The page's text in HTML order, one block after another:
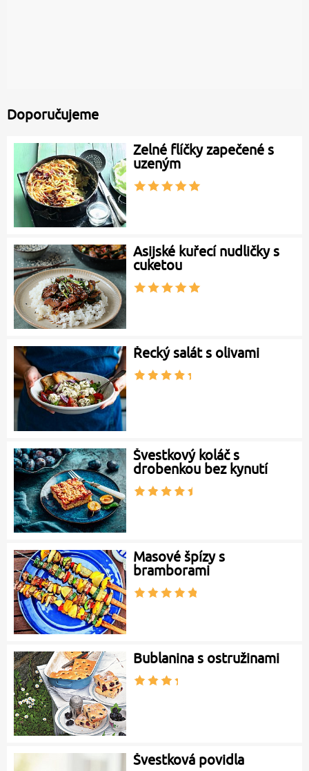
Doporučujeme
Zelné flíčky zapečené s
uzeným
Asijské kuřecí nudličky s
cuketou
Řecký salát s olivami
Švestkový koláč s
drobenkou bez kynutí
Masové špízy s
bramborami
Bublanina s ostružinami
Švestková povidla